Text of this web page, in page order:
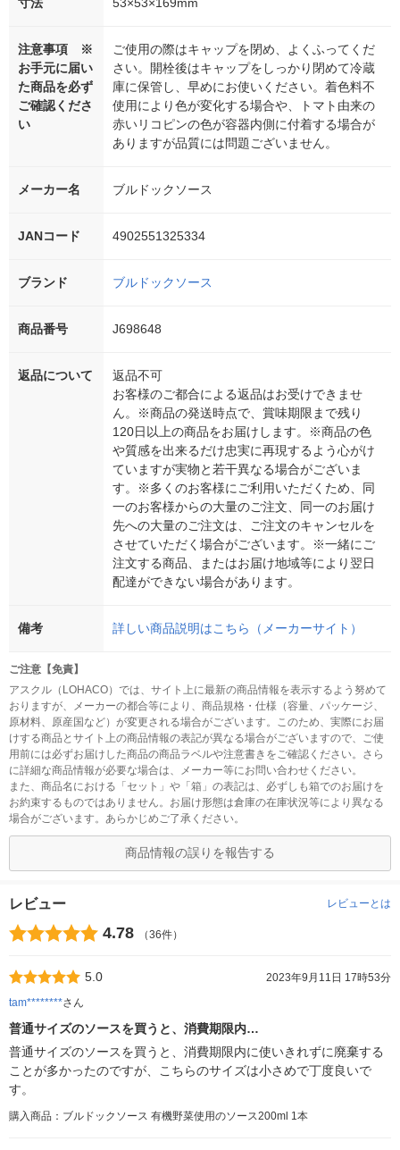
注意事項 ※
お手元に届い
た商品を必ず
ご確認くださ
い
ご使用の際はキャップを閉め、よくふってくだ
さい。開栓後はキャップをしっかり閉めて冷蔵
庫に保管し、早めにお使いください。着色料不
使用により色が変化する場合や、トマト由来の
赤いリコピンの色が容器内側に付着する場合が
ありますが品質には問題ございません。
メーカー名 ブルドックソース
JANコード 4902551325334
ブランド ブルドックソース
商品番号 J698648
返品について
返品不可
お客様のご都合による返品はお受けできませ
ん。※商品の発送時点で、賞味期限まで残り
120日以上の商品をお届けします。※商品の色
や質感を出来るだけ忠実に再現するよう心がけ
ていますが実物と若干異なる場合がございま
す。※多くのお客様にご利用いただくため、同
一のお客様からの大量のご注文、同一のお届け
先への大量のご注文は、ご注文のキャンセルを
させていただく場合がございます。※一緒にご
注文する商品、またはお届け地域等により翌日
配達ができない場合があります。
備考 詳しい商品説明はこちら（メーカーサイト）
ご注意【免責】
アスクル（LOHACO）では、サイト上に最新の商品情報を表示するよう努めて
おりますが、メーカーの都合等により、商品規格・仕様（容量、パッケージ、
原材料、原産国など）が変更される場合がございます。このため、実際にお届
けする商品とサイト上の商品情報の表記が異なる場合がございますので、ご使
用前には必ずお届けした商品の商品ラベルや注意書きをご確認ください。さら
に詳細な商品情報が必要な場合は、メーカー等にお問い合わせください。
また、商品名における「セット」や「箱」の表記は、必ずしも箱でのお届けを
お約束するものではありません。お届け形態は倉庫の在庫状況等により異なる
場合がございます。あらかじめご了承ください。
商品情報の誤りを報告する
レビュー レビューとは
4.78 （36件）
5.0
2023年9月11日 17時53分
tam********さん
普通サイズのソースを買うと、消費期限内…
普通サイズのソースを買うと、消費期限内に使いきれずに廃棄する
ことが多かったのですが、こちらのサイズは小さめで丁度良いで
す。
購入商品：ブルドックソース 有機野菜使用のソース200ml 1本